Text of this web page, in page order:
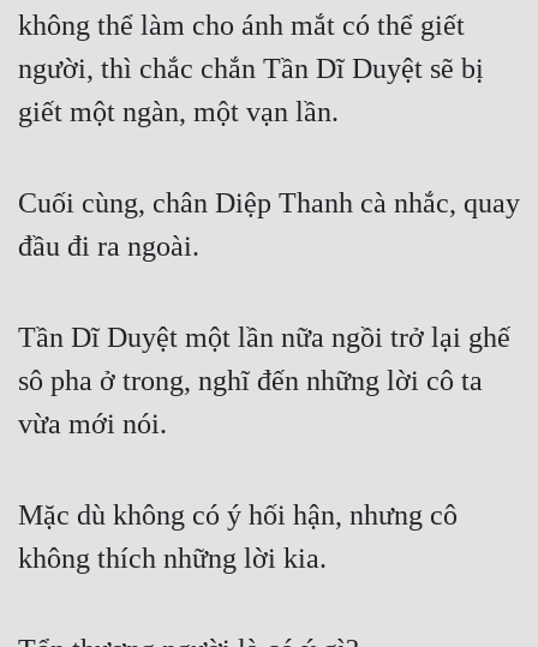
không thể làm cho ánh mắt có thể giết
người, thì chắc chắn Tần Dĩ Duyệt sẽ bị
giết một ngàn, một vạn lần.
Cuối cùng, chân Diệp Thanh cà nhắc, quay
đầu đi ra ngoài.
Tần Dĩ Duyệt một lần nữa ngồi trở lại ghế
sô pha ở trong, nghĩ đến những lời cô ta
vừa mới nói.
Mặc dù không có ý hối hận, nhưng cô
không thích những lời kia.